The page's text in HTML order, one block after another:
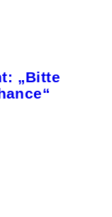
„Bitte